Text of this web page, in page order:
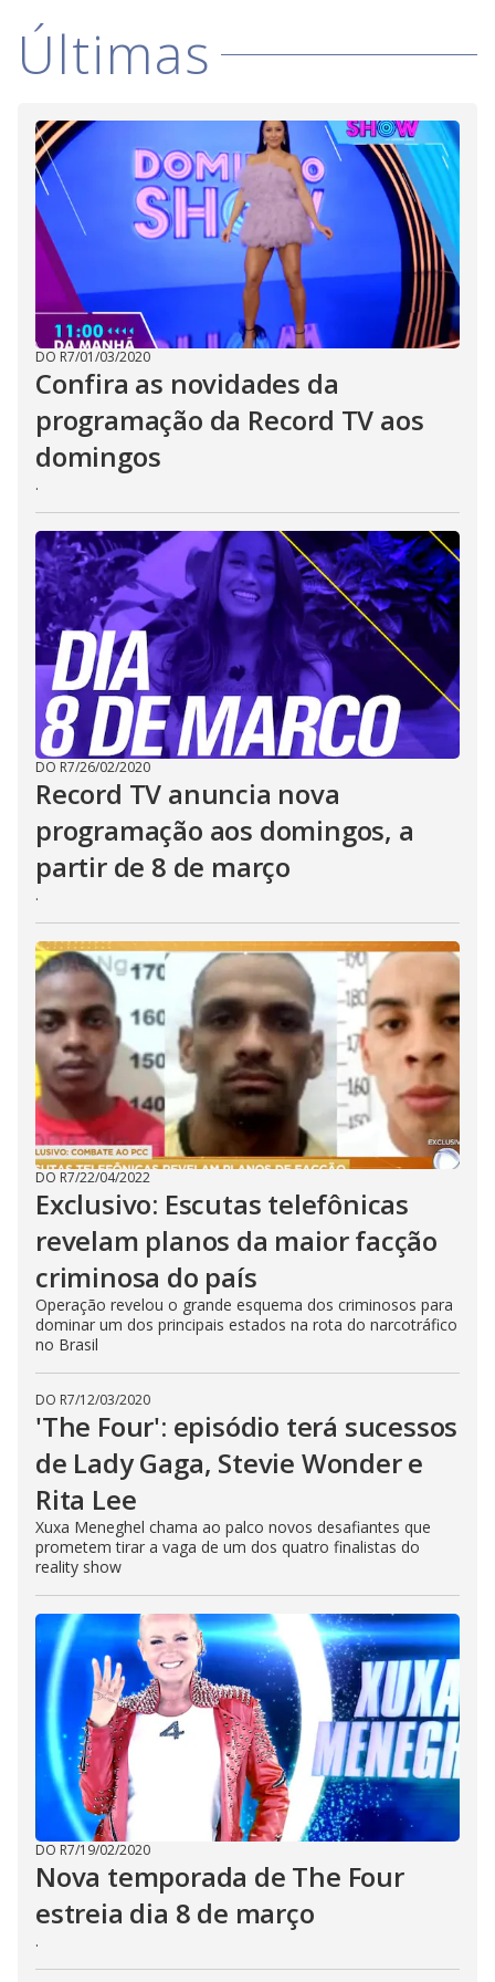
i
d
e
o
Últimas
DO R7/01/03/2020
Confira as novidades da
programação da Record TV aos
domingos
.
DO R7/26/02/2020
Record TV anuncia nova
programação aos domingos, a
partir de 8 de março
.
DO R7/22/04/2022
Exclusivo: Escutas telefônicas
revelam planos da maior facção
criminosa do país
Operação revelou o grande esquema dos criminosos para
dominar um dos principais estados na rota do narcotráfico
no Brasil
DO R7/12/03/2020
'The Four': episódio terá sucessos
de Lady Gaga, Stevie Wonder e
Rita Lee
Xuxa Meneghel chama ao palco novos desafiantes que
prometem tirar a vaga de um dos quatro finalistas do
reality show
DO R7/19/02/2020
Nova temporada de The Four
estreia dia 8 de março
.